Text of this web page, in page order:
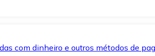
com dinheiro e outros métodos de